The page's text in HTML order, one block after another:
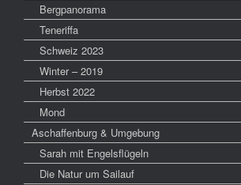
Bergpanorama
Teneriffa
Schweiz 2023
Winter – 2019
Herbst 2022
Mond
Aschaffenburg & Umgebung
Sarah mit Engelsflügeln
Die Natur um Sailauf